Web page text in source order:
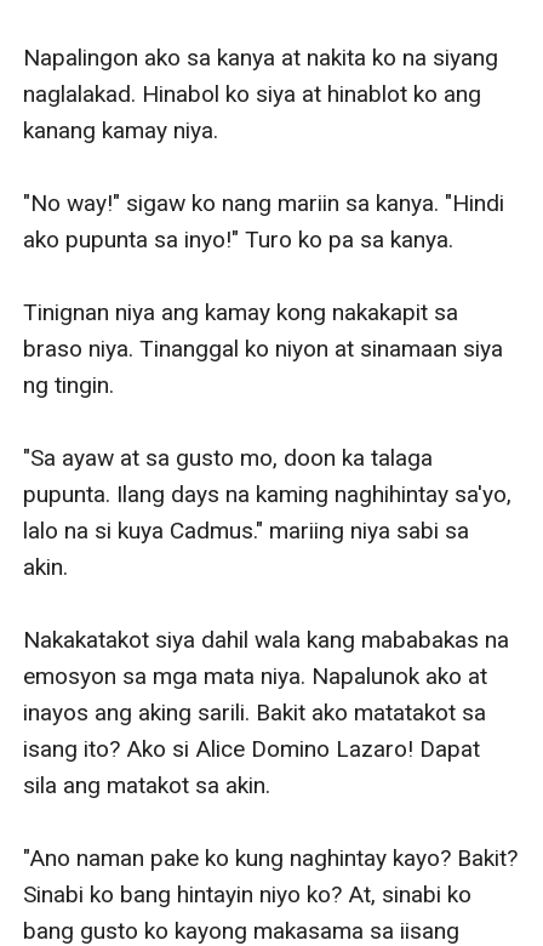
Napalingon ako sa kanya at nakita ko na siyang
naglalakad. Hinabol ko siya at hinablot ko ang
kanang kamay niya.
"No way!" sigaw ko nang mariin sa kanya. "Hindi
ako pupunta sa inyo!" Turo ko pa sa kanya.
Tinignan niya ang kamay kong nakakapit sa
braso niya. Tinanggal ko niyon at sinamaan siya
ng tingin.
"Sa ayaw at sa gusto mo, doon ka talaga
pupunta. Ilang days na kaming naghihintay sa'yo,
lalo na si kuya Cadmus." mariing niya sabi sa
akin.
Nakakatakot siya dahil wala kang mababakas na
emosyon sa mga mata niya. Napalunok ako at
inayos ang aking sarili. Bakit ako matatakot sa
isang ito? Ako si Alice Domino Lazaro! Dapat
sila ang matakot sa akin.
"Ano naman pake ko kung naghintay kayo? Bakit?
Sinabi ko bang hintayin niyo ko? At, sinabi ko
bang gusto ko kayong makasama sa iisang